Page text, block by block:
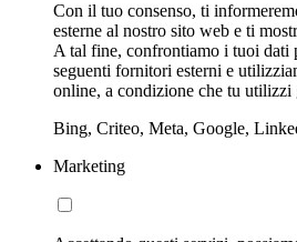
Con il tuo consenso, ti
esterne al nostro sito web e ti
A tal fine, confrontiamo i tuoi dati
seguenti fornitori esterni e
online, a condizione che tu
Bing, Criteo, Meta, Google,
Marketing